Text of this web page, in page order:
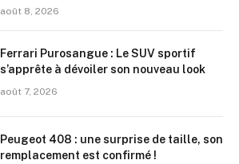
août 8, 2026
Ferrari Purosangue : Le SUV sportif
s’apprête à dévoiler son nouveau look
août 7, 2026
Peugeot 408 : une surprise de taille, son
remplacement est confirmé !